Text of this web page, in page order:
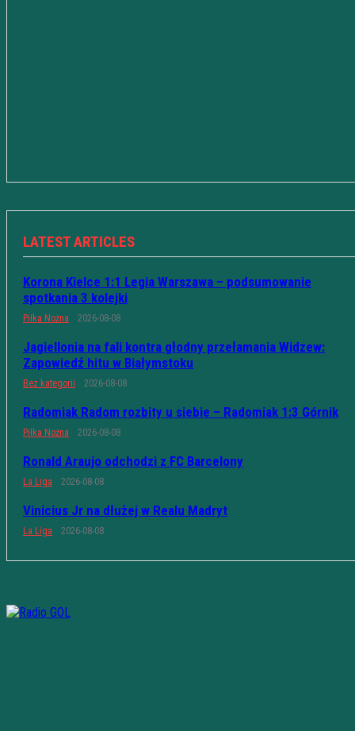
LATEST ARTICLES
Korona Kielce 1:1 Legia Warszawa – podsumowanie
spotkania 3 kolejki
Piłka Nożna 2026-08-08
Jagiellonia na fali kontra głodny przełamania Widzew:
Zapowiedź hitu w Białymstoku
Bez kategorii 2026-08-08
Radomiak Radom rozbity u siebie – Radomiak 1:3 Górnik
Piłka Nożna 2026-08-08
Ronald Araujo odchodzi z FC Barcelony
La Liga 2026-08-08
Vinicius Jr na dłużej w Realu Madryt
La Liga 2026-08-08